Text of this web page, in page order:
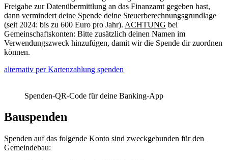
Freigabe zur Datenübermittlung an das Finanzamt gegeben hast,
dann vermindert deine Spende deine Steuerberechnungsgrundlage
(seit 2024: bis zu 600 Euro pro Jahr). ACHTUNG bei
Gemeinschaftskonten: Bitte zusätzlich deinen Namen im
Verwendungszweck hinzufügen, damit wir die Spende dir zuordnen
können.
alternativ per Kartenzahlung spenden
Spenden-QR-Code für deine Banking-App
Bauspenden
Spenden auf das folgende Konto sind zweckgebunden für den
Gemeindebau: